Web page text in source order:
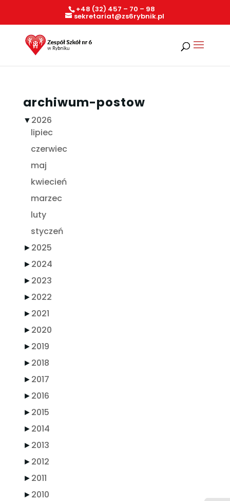
+48 (32) 457 – 70 – 98
sekretariat@zs6rybnik.pl
archiwum-postow
▼2026
lipiec
czerwiec
maj
kwiecień
marzec
luty
styczeń
►2025
►2024
►2023
►2022
►2021
►2020
►2019
►2018
►2017
►2016
►2015
►2014
►2013
►2012
►2011
►2010